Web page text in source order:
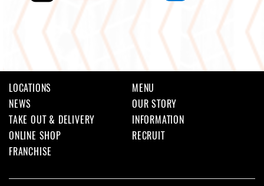
LOCATIONS
MENU
NEWS
OUR STORY
TAKE OUT & DELIVERY
INFORMATION
ONLINE SHOP
RECRUIT
FRANCHISE